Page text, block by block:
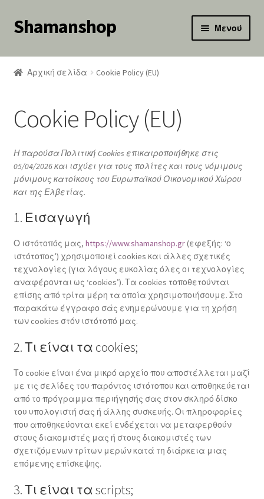
Απευθείας
μετάβαση
πλοήγηση
Μετάβαση
σε
Shamanshop Μενού
Αρχική σελίδα Cookie Policy (EU)
Cookie Policy (EU)
Η παρούσα Πολιτική Cookies επικαιροποιήθηκε στις
05/04/2026 και ισχύει για τους πολίτες και τους νόμιμους
μόνιμους κατοίκους του Ευρωπαϊκού Οικονομικού Χώρου
και της Ελβετίας.
1. Εισαγωγή
Ο ιστότοπός μας, https://www.shamanshop.gr(εφεξής: ‘ο
ιστότοπος’) χρησιμοποιεί cookies και άλλες σχετικές
τεχνολογίες (για λόγους ευκολίας όλες οι τεχνολογίες
αναφέρονται ως ‘cookies’). Τα cookies τοποθετούνται
επίσης από τρίτα μέρη τα οποία χρησιμοποιήσουμε. Στο
παρακάτω έγγραφο σάς ενημερώνουμε για τη χρήση
των cookies στόν ιστότοπό μας.
2. Τι είναι τα cookies;
Το cookie είναι ένα μικρό αρχείο που αποστέλλεται μαζί
με τις σελίδες του παρόντος ιστότοπου και αποθηκεύεται
από το πρόγραμμα περιήγησής σας στον σκληρό δίσκο
του υπολογιστή σας ή άλλης συσκευής. Οι πληροφορίες
που αποθηκεύονται εκεί ενδέχεται να μεταφερθούν
στους διακομιστές μας ή στους διακομιστές των
σχετιζόμενων τρίτων μερών κατά τη διάρκεια μιας
επόμενης επίσκεψης.
3. Τι είναι τα scripts;